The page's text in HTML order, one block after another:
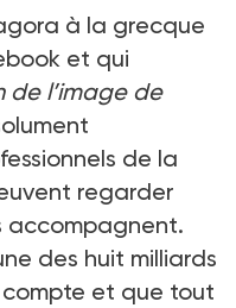
à la grecque
et qui
de l’image de
de la
regarder
accompagnent.
des huit milliards
compte et que tout